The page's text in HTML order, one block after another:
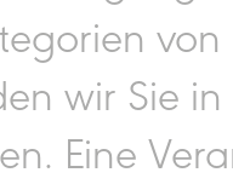
wir Sie
Eine